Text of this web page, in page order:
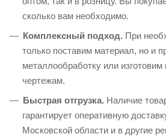
сколько вам необходимо.
Комплексный подход. При
только поставим материал, но и
металлообработку или
чертежам.
Быстрая отгрузка. Наличие
гарантирует оперативную
Московской области и в другие